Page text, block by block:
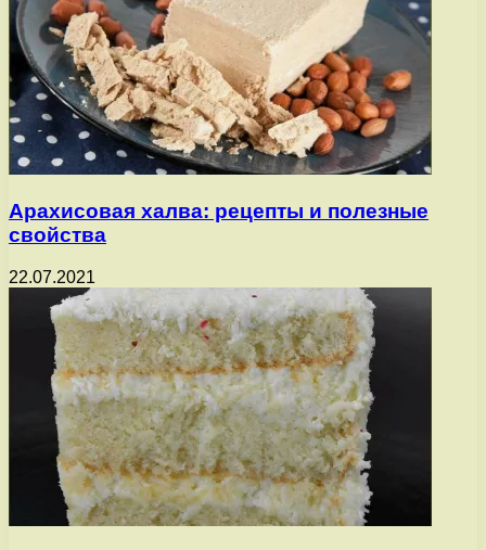
Арахисовая халва: рецепты и полезные
свойства
22.07.2021